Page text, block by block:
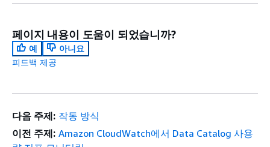
페이지 내용이 도움이 되었습니까?
예
아니요
피드백 제공
다음 주제: 작동 방식
이전 주제: Amazon CloudWatch에서 Data Catalog 사용